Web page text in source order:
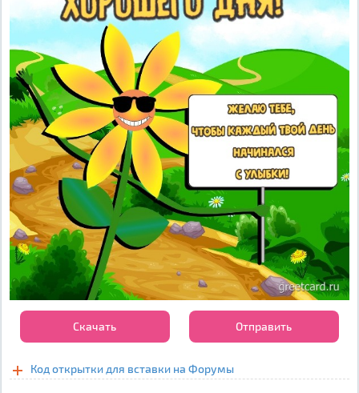
Скачать Отправить
Код открытки для вставки на Форумы